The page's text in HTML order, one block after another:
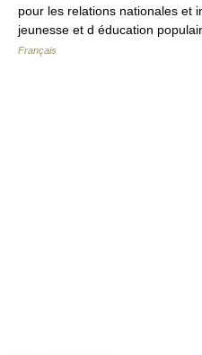
pour les relations nationales et
jeunesse et d éducation
Français